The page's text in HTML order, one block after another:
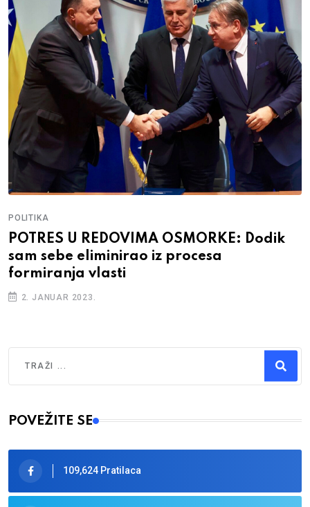
POLITIKA
POTRES U REDOVIMA OSMORKE: Dodik
sam sebe eliminirao iz procesa
formiranja vlasti
2. JANUAR 2023.
Type 2 or more characters for results.
POVEŽITE SE
109,624 Pratilaca